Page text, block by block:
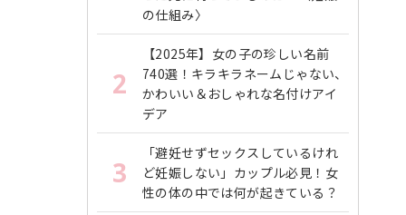
の仕組み〉
2
【2025年】女の子の珍しい名前
740選！キラキラネームじゃない、
かわいい＆おしゃれな名付けアイ
デア
3
「避妊せずセックスしているけれ
ど妊娠しない」カップル必見！女
性の体の中では何が起きている？